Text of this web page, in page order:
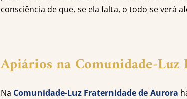
consciência de que, se ela falta, o todo se verá
Apiários na Comunidade-
Na Comunidade-Luz Fraternidade de Aurora